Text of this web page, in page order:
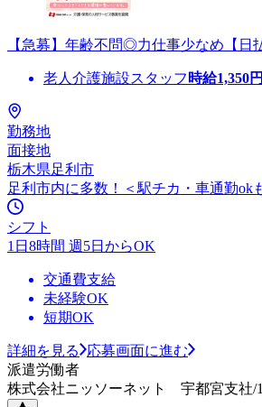
【急募】年齢不問◎力仕事少なめ【日
老人介護施設スタッフ 時給1,350
勤務地
面接地
栃木県足利市
足利市内に多数！＜駅チカ・車通勤ok
シフト
1日8時間 週5日からOK
交通費支給
未経験OK
短期OK
詳細を見る
応募画面に進む
派遣労働者
株式会社ニッソーネット 宇都宮支社/